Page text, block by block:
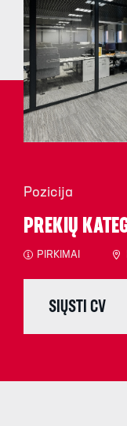
Pozicija
PREKIŲ
PIRKIMAI
SIŲSTI CV